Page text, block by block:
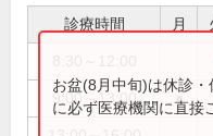
診療時間 月
9:00～13:00 ●
お盆(8月中旬)は休診
に必ず医療機関に直接